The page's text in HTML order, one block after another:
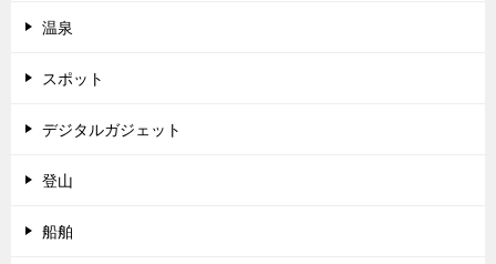
温泉
スポット
デジタルガジェット
登山
船舶